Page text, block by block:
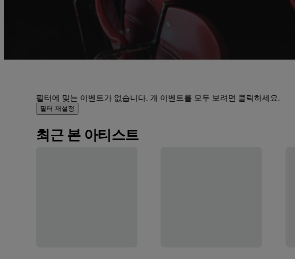
필터에 맞는 이벤트가 없습니다. 개 이벤트를 모두 보려면 클릭하세요.
필터 재설정
최근 본 아티스트